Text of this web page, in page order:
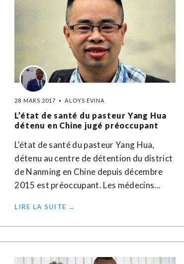
28 MARS 2017 ALOYS EVINA
L’état de santé du pasteur Yang Hua
détenu en Chine jugé préoccupant
L'état de santé du pasteur Yang Hua,
détenu au centre de détention du district
de Nanming en Chine depuis décembre
2015 est préoccupant. Les médecins…
LIRE LA SUITE →